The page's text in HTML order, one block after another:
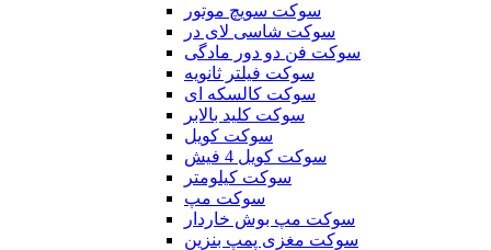
سوکت سویچ موتور
سوکت شاسی لای در
سوکت فن دو دور مادگی
سوکت فیلتر ثانویه
سوکت کالسکه ای
سوکت کلید بالابر
سوکت کویل
سوکت کویل 4 فیش
سوکت کیلومتر
سوکت مپ
سوکت مپ بوش خاردار
سوکت مغزی پمپ بنزین